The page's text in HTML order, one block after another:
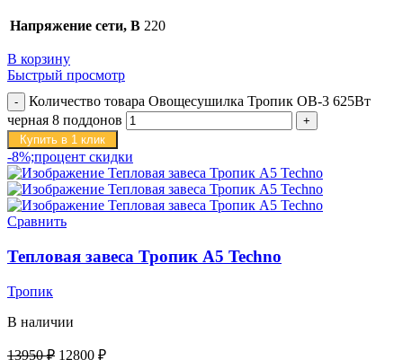
Напряжение сети, В 220
В корзину
Быстрый просмотр
Количество товара Овощесушилка Тропик ОВ-3 625Вт
черная 8 поддонов
Купить в 1 клик
-8%;процент скидки
Сравнить
Тепловая завеса Тропик А5 Techno
Тропик
В наличии
13950₽ 12800 ₽